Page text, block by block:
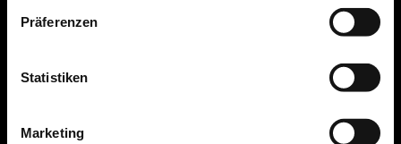
Präferenzen
Statistiken
Marketing